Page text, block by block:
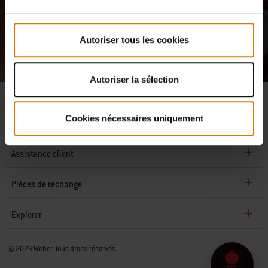
Autoriser tous les cookies
Autoriser la sélection
Cookies nécessaires uniquement
Ce site est protégé par reCAPTCHA et laPolitique de confidentialitéet lesConditions
Assistance client
Pièces de rechange
Explorer
© 2026 Weber. Tous droits réservés.